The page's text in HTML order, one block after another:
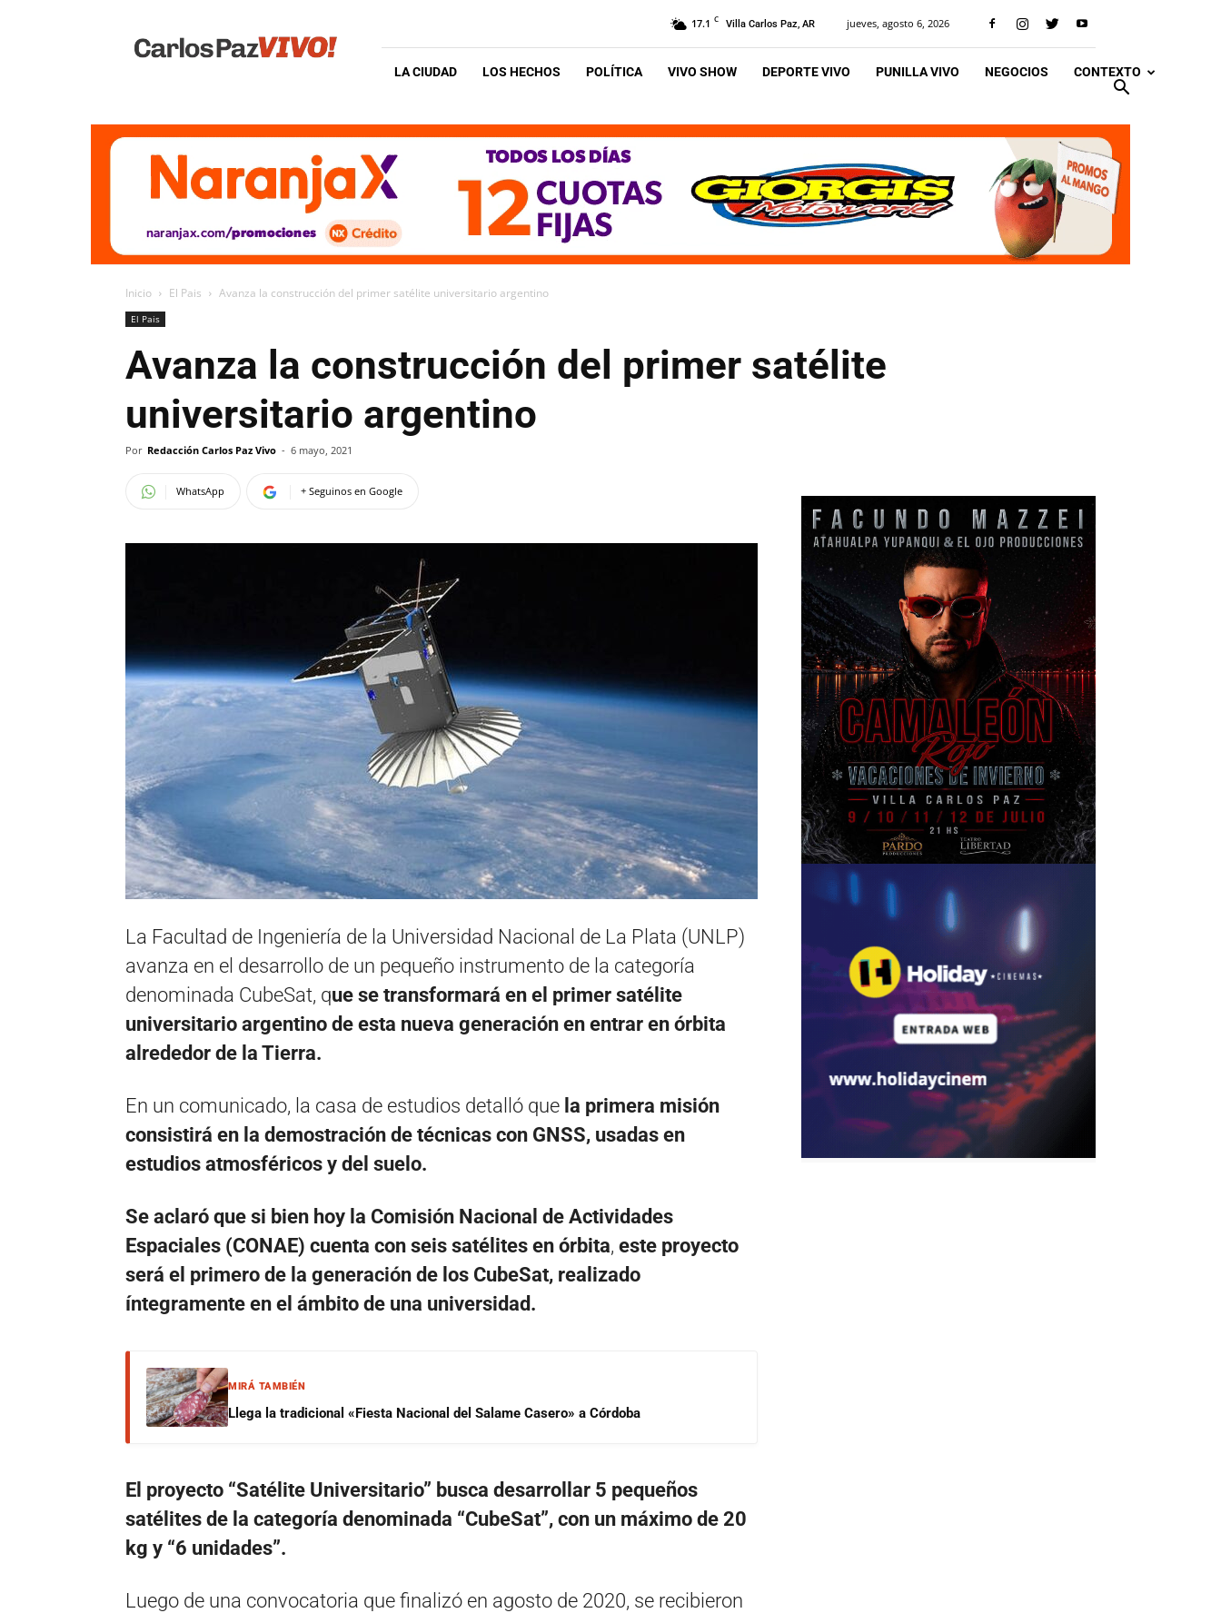
Vivo
17.1 C Villa Carlos Paz, AR jueves, agosto 6, 2026
LA CIUDAD LOS HECHOS POLÍTICA VIVO SHOW DEPORTE VIVO PUNILLA VIVO NEGOCIOS CONTEXTO
Inicio El Pais Avanza la construcción del primer satélite universitario argentino
El Pais
Avanza la construcción del primer satélite
universitario argentino
Por Redacción Carlos Paz Vivo - 6 mayo, 2021
WhatsApp + Seguinos en Google
La Facultad de Ingeniería de la Universidad Nacional de La Plata (UNLP)
avanza en el desarrollo de un pequeño instrumento de la categoría
denominada CubeSat, que se transformará en el primer satélite
universitario argentino de esta nueva generación en entrar en órbita
alrededor de la Tierra.
En un comunicado, la casa de estudios detalló que la primera misión
consistirá en la demostración de técnicas con GNSS, usadas en
estudios atmosféricos y del suelo.
Se aclaró que si bien hoy la Comisión Nacional de Actividades
Espaciales (CONAE) cuenta con seis satélites en órbita, este proyecto
será el primero de la generación de los CubeSat, realizado
íntegramente en el ámbito de una universidad.
MIRÁ TAMBIÉN
Llega la tradicional «Fiesta Nacional del Salame Casero» a Córdoba
El proyecto “Satélite Universitario” busca desarrollar 5 pequeños
satélites de la categoría denominada “CubeSat”, con un máximo de 20
kg y “6 unidades”.
Luego de una convocatoria que finalizó en agosto de 2020, se recibieron